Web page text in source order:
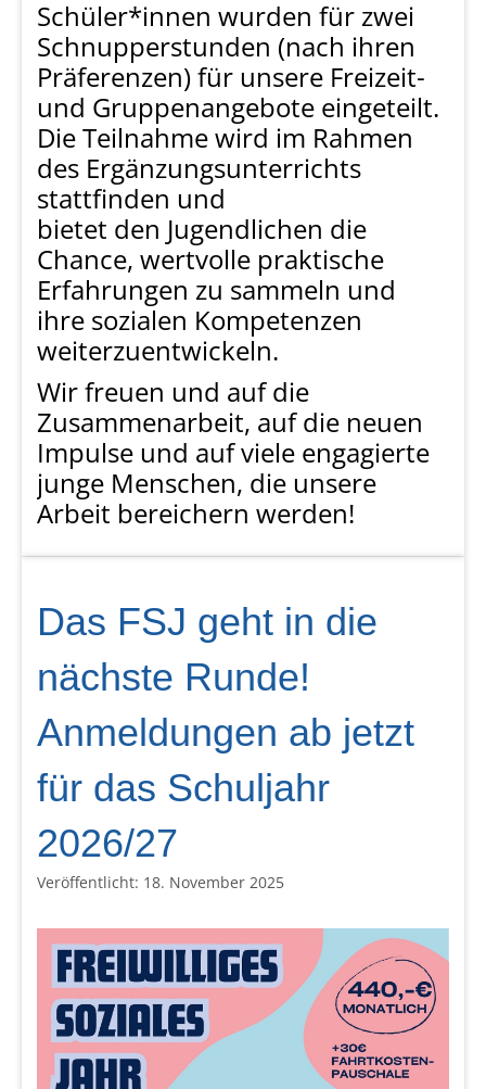
Schüler*innen wurden für zwei
Schnupperstunden (nach ihren
Präferenzen) für unsere Freizeit-
und Gruppenangebote eingeteilt.
Die Teilnahme wird im Rahmen
des Ergänzungsunterrichts
stattfinden und
bietet den Jugendlichen die
Chance, wertvolle praktische
Erfahrungen zu sammeln und
ihre sozialen Kompetenzen
weiterzuentwickeln.
Wir freuen und auf die
Zusammenarbeit, auf die neuen
Impulse und auf viele engagierte
junge Menschen, die unsere
Arbeit bereichern werden!
Das FSJ geht in die
nächste Runde!
Anmeldungen ab jetzt
für das Schuljahr
2026/27
Veröffentlicht: 18. November 2025